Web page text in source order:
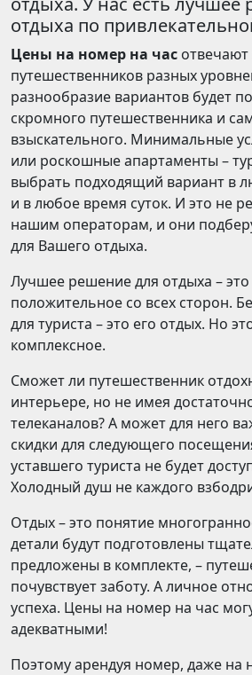
отдыха по
Цены на номер на час
путешественников разных
разнообразие вариантов будет
скромного путешественника и
взыскательного. Минимальные
или роскошные апартаменты –
выбрать подходящий вариант в
и в любое время суток. И это не
нашим операторам, и они
для Вашего отдыха.
Лучшее решение для отдыха –
положительное со всех сторон.
для туриста – это его отдых. Но
комплексное.
Сможет ли путешественник
интерьере, но не имея
телеканалов? А может для него
скидки для следующего
уставшего туриста не будет
Холодный душ не каждого
Отдых – это понятие
детали будут подготовлены
предложены в комплекте, –
почувствует заботу. А личное
успеха. Цены на номер на час
адекватными!
Поэтому арендуя номер, даже на